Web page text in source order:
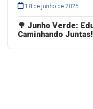
18 de junho de 2025
🌳 Junho Verde:
Caminhando Juntas!